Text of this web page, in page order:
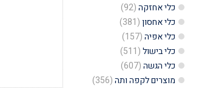
כלי אחזקה(92)
כלי אחסון(381)
כלי אפיה(157)
כלי בישול(511)
כלי הגשה(607)
מוצרים לקפה ותה(356)